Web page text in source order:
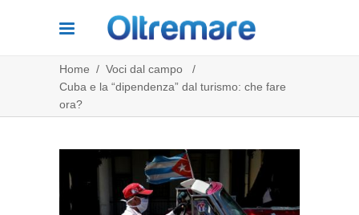
Home / Voci dal campo
/
Cuba e la “dipendenza” dal turismo: che fare
ora?